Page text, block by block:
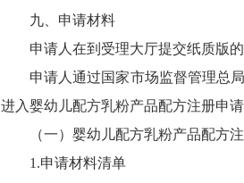
九、申请材料
申请人在到受理大厅提交纸质版的
申请人通过国家市场监督管理总局（
进入婴幼儿配方乳粉产品配方注册申
（一）婴幼儿配方乳粉产品配方
1.申请材料清单